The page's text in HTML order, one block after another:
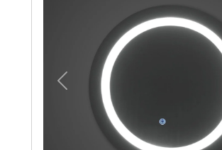
Previous